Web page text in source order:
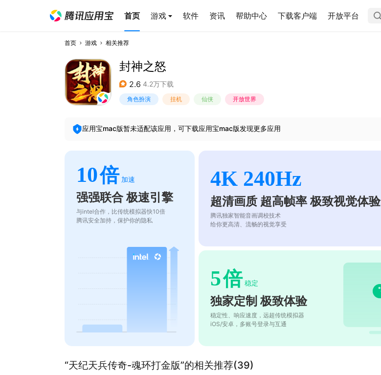
首页 游戏 软件 资讯 帮助中心 下载客户端 开放平台
首页 游戏 相关推荐
封神之怒
2.6 4.2万下载
角色扮演 挂机 仙侠 开放世界
应用宝mac版暂未适配该应用，可下载应用宝mac版发现更多应用
10倍 加速
强强联合 极速引擎
与intel合作，比传统模拟器快10倍
腾讯安全加持，保护你的隐私
4K 240Hz
超清画质 超高帧率 极致视觉体验
腾讯独家智能音画调校技术
给你更高清、流畅的视觉享受
5倍 稳定
独家定制 极致体验
稳定性、响应速度，远超传统模拟器
iOS/安卓，多账号登录与互通
“天纪天兵传奇-魂环打金版”的相关推荐(39)